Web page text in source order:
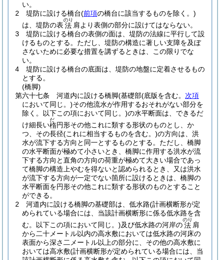
い。
2
堤防に設ける橋台(前項の橋台に該当するものを除く。)
は、堤防の表法
のり
肩より表側の部分に設けてはならない。
3
堤防に設ける橋台の表側の面は、堤防の法線に平行して設
けるものとする。 ただし、堤防の構造に著しい支障を及ぼ
さないために必要な措置を講ずるときは、この限りでな
い。
4
堤防に設ける橋台の底面は、堤防の地盤に定着させるもの
とする。
(橋脚)
第六十七条
河道内に設ける橋脚(基礎部(底版を含む。 次項
において同じ。)その他流水が作用するおそれがない部分を
除く。以下この項において同じ。)の水平断面は、できるだ
け細長い楕
だ
円形その他これに類する形状のものとし、か
つ、その長径(これに相当するものを含む。)の方向は、洪
水が流下する方向と同一とするものとする。 ただし、橋脚
の水平断面が極めて小さいとき、橋脚に作用する洪水が流
下する方向と直角の方向の荷重が極めて大きい場合であっ
て橋脚の構造上やむを得ないと認められるとき、又は洪水
が流下する方向が一定でない箇所に設けるときは、橋脚の
水平断面を円形その他これに類する形状のものとすること
ができる。
2
河道内に設ける橋脚の基礎部は、低水路(計画横断形が定
められている場合には、当該計画横断形に係る低水路を含
む。以下この項において同じ。)及び低水路の河岸の法
のり
肩
から二十メートル以内の高水敷においては低水路の河床の
表面から深さ二メートル以上の部分に、その他の高水敷に
おいては高水敷(計画横断形が定められている場合には、当